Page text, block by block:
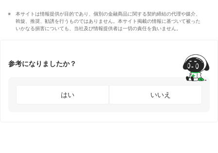
本サイトは情報提供が目的であり、個別の金融商品に関する契約締結の代理や媒介、
斡旋、推奨、勧誘を行うものではありません。本サイト掲載の情報に基づいて被った
いかなる損害についても、当社及び情報提供者は一切の責任を負いません。
参考になりましたか？
はい いいえ